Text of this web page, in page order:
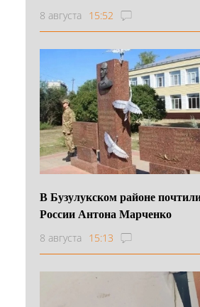
8 августа 15:52
В Бузулукском районе
России Антона Марченко
8 августа 15:13